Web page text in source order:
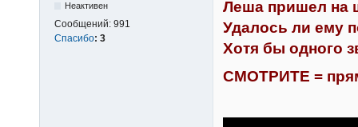
Неактивен
Сообщений: 991
Спасибо: 3
Леша пришел на
Удалось ли ему
Хотя бы одного
СМОТРИТЕ =